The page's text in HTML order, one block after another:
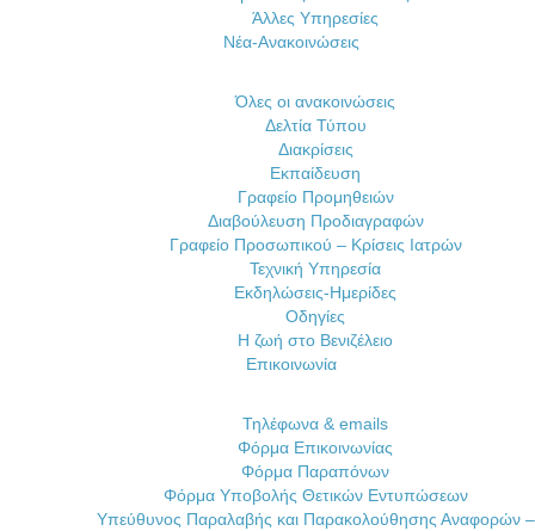
Άλλες Υπηρεσίες
Νέα-Ανακοινώσεις
Όλες οι ανακοινώσεις
Δελτία Τύπου
Διακρίσεις
Εκπαίδευση
Γραφείο Προμηθειών
Διαβούλευση Προδιαγραφών
Γραφείο Προσωπικού – Κρίσεις Ιατρών
Τεχνική Υπηρεσία
Εκδηλώσεις-Ημερίδες
Οδηγίες
Η ζωή στο Βενιζέλειο
Επικοινωνία
Τηλέφωνα & emails
Φόρμα Επικοινωνίας
Φόρμα Παραπόνων
Φόρμα Υποβολής Θετικών Εντυπώσεων
Υπεύθυνος Παραλαβής και Παρακολούθησης Αναφορών –